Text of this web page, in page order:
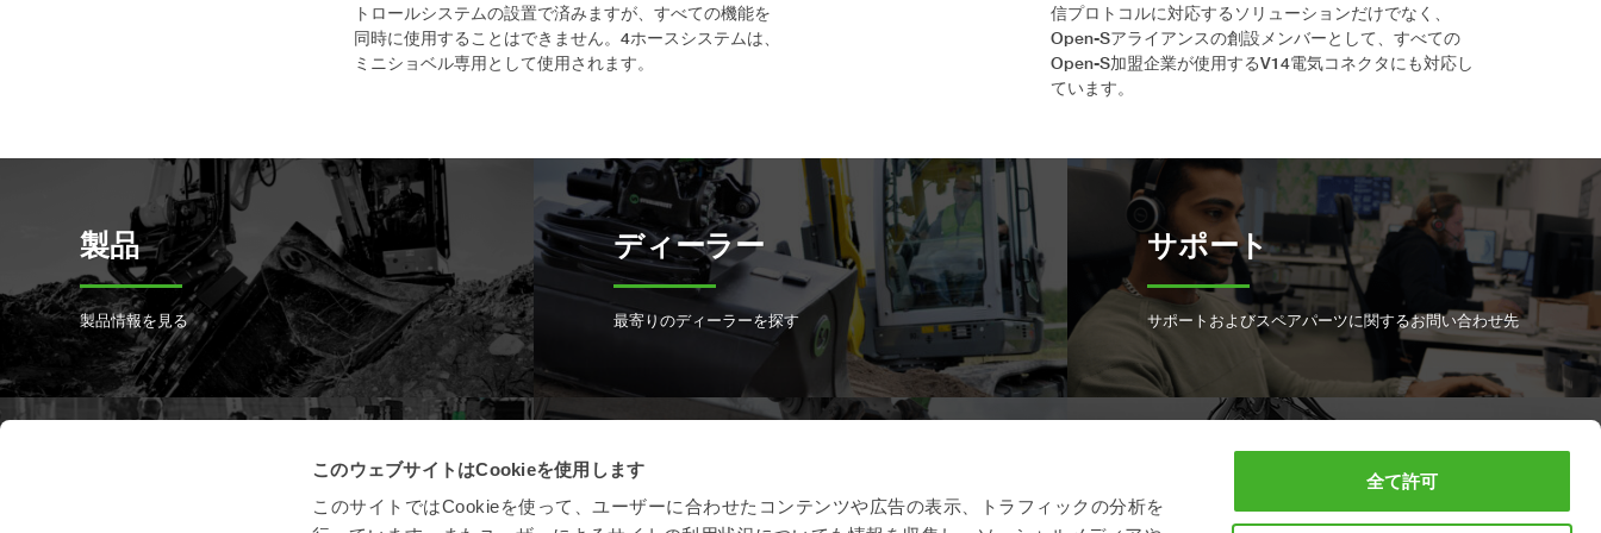
このウェブサイトはCookieを使用します
このサイトではCookieを使って、ユーザーに合わせたコンテンツや広告の表示、トラフィックの分析を
全て許可
トロールシステムの設置で済みますが、すべての機能を
同時に使用することはできません。4ホースシステムは、
ミニショベル専用として使用されます。
信プロトコルに対応するソリューションだけでなく、
Open-Sアライアンスの創設メンバーとして、すべての
Open-S加盟企業が使用するV14電気コネクタにも対応し
ています。
製品
製品情報を見る
ディーラー
最寄りのディーラーを探す
サポート
サポートおよびスペアパーツに関するお問い合わせ先
オープン S 規格 フルサービスの予約